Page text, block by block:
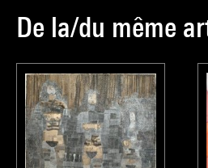
De la/du même